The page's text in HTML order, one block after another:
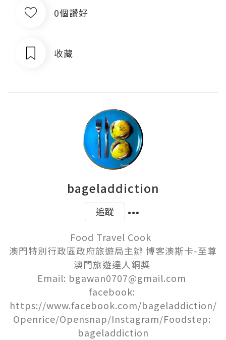
0個讚好
收藏
bageladdiction
追蹤
Food Travel Cook
澳門特別行政區政府旅遊局主辦 博客澳斯卡-至尊
澳門旅遊達人銅獎
Email: bgawan0707@gmail.com
facebook:
https://www.facebook.com/bageladdiction/
Openrice/Opensnap/Instagram/Foodstep:
bageladdiction